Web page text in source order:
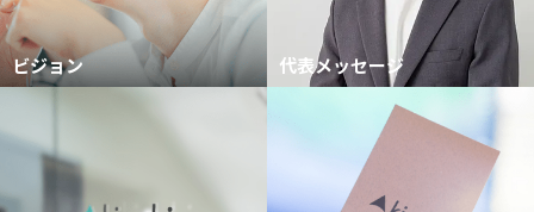
ビジョン 代表メッセージ